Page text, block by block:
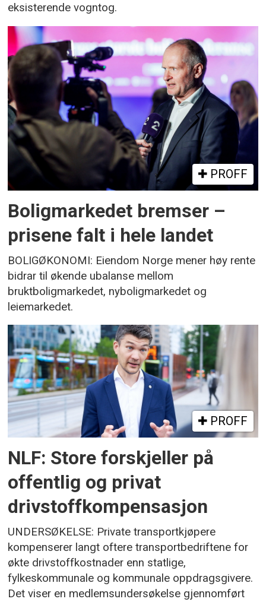
eksisterende vogntog.
PROFF
Boligmarkedet bremser –
prisene falt i hele landet
BOLIGØKONOMI: Eiendom Norge mener høy rente
bidrar til økende ubalanse mellom
bruktboligmarkedet, nyboligmarkedet og
leiemarkedet.
PROFF
NLF: Store forskjeller på
offentlig og privat
drivstoffkompensasjon
UNDERSØKELSE: Private transportkjøpere
kompenserer langt oftere transportbedriftene for
økte drivstoffkostnader enn statlige,
fylkeskommunale og kommunale oppdragsgivere.
Det viser en medlemsundersøkelse gjennomført